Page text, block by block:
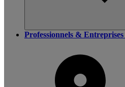
Professionnels & Entreprises